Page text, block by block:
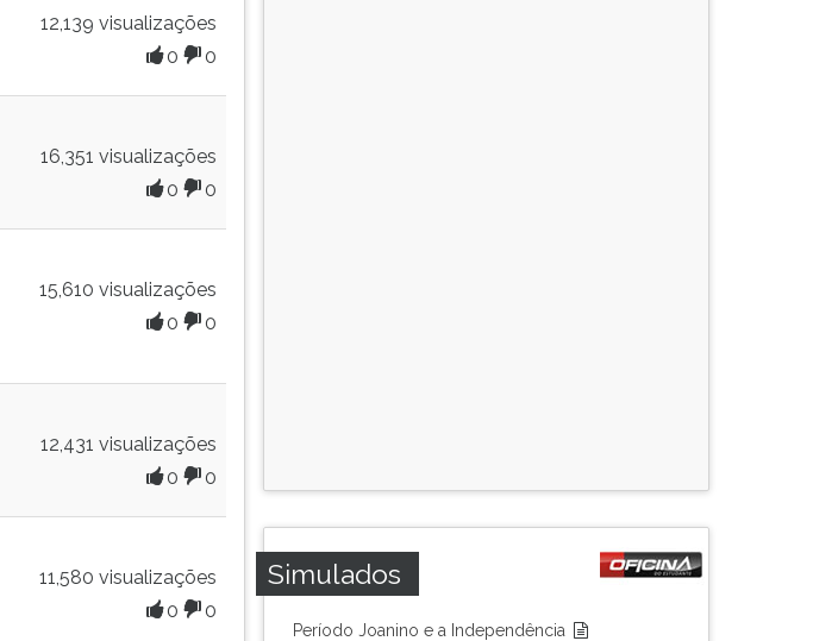
12,139 visualizações
0
0
16,351 visualizações
0
0
15,610 visualizações
0
0
12,431 visualizações
0
0
11,580 visualizações
0
0
Simulados
Período Joanino e a Independência